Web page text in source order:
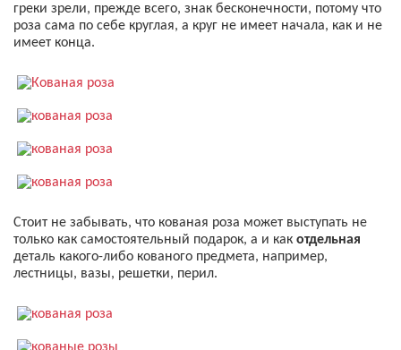
греки зрели, прежде всего, знак бесконечности, потому что
роза сама по себе круглая, а круг не имеет начала, как и не
имеет конца.
Стоит не забывать, что кованая роза может выступать не
только как самостоятельный подарок, а и как отдельная
деталь какого-либо кованого предмета, например,
лестницы, вазы, решетки, перил.